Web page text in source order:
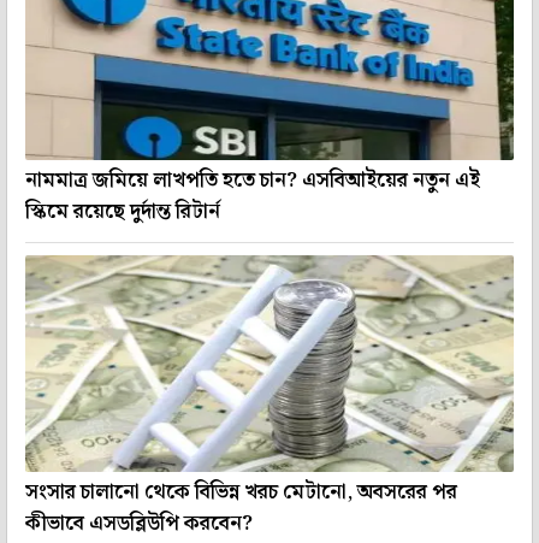
নামমাত্র জমিয়ে লাখপতি হতে চান? এসবিআইয়ের নতুন এই
স্কিমে রয়েছে দুর্দান্ত রিটার্ন
সংসার চালানো থেকে বিভিন্ন খরচ মেটানো, অবসরের পর
কীভাবে এসডব্লিউপি করবেন?